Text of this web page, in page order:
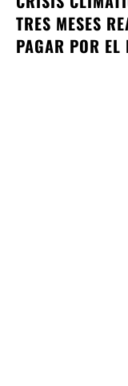
TRES MESES
PAGAR POR EL